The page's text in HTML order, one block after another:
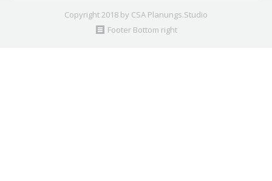
Copyright 2018 by CSA Planungs.Studio
Footer Bottom right